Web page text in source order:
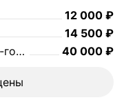
Цена
12000
12 000 ₽
Цена
14500
14 500 ₽
Художественная реставрация 1-го зуба
Цена
40000
40 000 ₽